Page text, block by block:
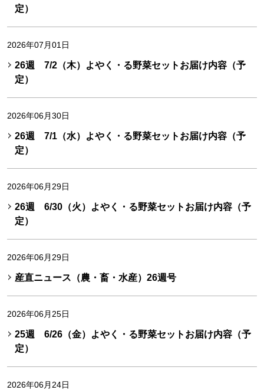
定）
2026年07月01日
26週 7/2（木）よやく・る野菜セットお届け内容（予
定）
2026年06月30日
26週 7/1（水）よやく・る野菜セットお届け内容（予
定）
2026年06月29日
26週 6/30（火）よやく・る野菜セットお届け内容（予
定）
2026年06月29日
産直ニュース（農・畜・水産）26週号
2026年06月25日
25週 6/26（金）よやく・る野菜セットお届け内容（予
定）
2026年06月24日